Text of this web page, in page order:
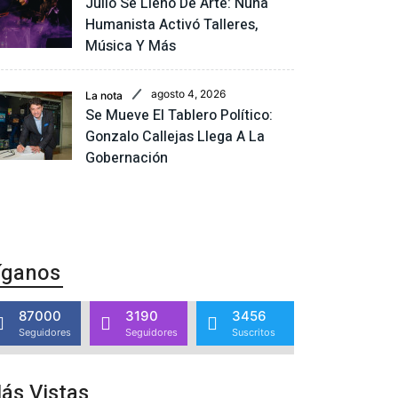
Humanista Activó Talleres,
Música Y Más
La nota agosto 4, 2026
Se Mueve El Tablero Político:
Gonzalo Callejas Llega A La
Gobernación
87000
Seguidores
3190
Seguidores
3456
Suscritos